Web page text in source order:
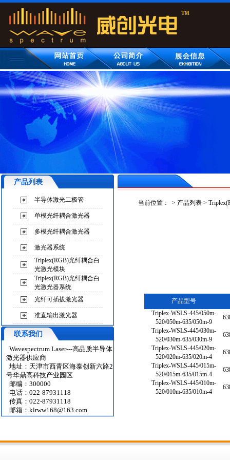
产品列表
半导体激光二极管
单模光纤耦合激光器
多模光纤耦合激光器
激光器系统
Triplex(RGB)光纤耦合白
光激光模块
Triplex(RGB)光纤耦合白
光激光器系统
光纤可插拔激光器
准直输出激光器
联系我们
Wavespectrum Laser---高品质半导体
激光器供应商
地址：天津市西青区海泰创新六路2
号华鼎高科技产业园区
邮编：300000
电话：022-87931118
传真：022-87931118
邮箱： klrww168@163.com
当前位置： > 产品列表>
产品型号
Triplex-WSLS-445/050m-
520/050m-635/050m-9
Triplex-WSLS-445/030m-
520/030m-635/030m-9
Triplex-WSLS-445/020m-
520/020m-635/020m-4
Triplex-WSLS-445/015m-
520/015m-635/015m-4
Triplex-WSLS-445/010m-
520/010m-635/010m-4